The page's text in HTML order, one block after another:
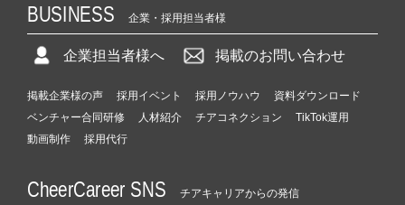
BUSINESS 企業・採用担当者様
企業担当者様へ 掲載のお問い合わせ
掲載企業様の声 採用イベント 採用ノウハウ
資料ダウンロード
ベンチャー合同研修
人材紹介 チアコネクション
TikTok運用
動画制作
採用代行
CheerCareer SNS チアキャリアからの発信